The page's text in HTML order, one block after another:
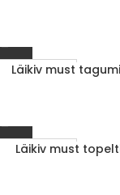
1-3 D.D.
Läikiv must
1-3 D.D.
Läikiv must